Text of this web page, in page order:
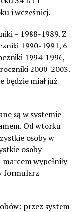
i wcześniej.
– 1988-1989. Z
1990-1991, 6
1994-1996,
2000-2003.
będzie miał już
są w systemie
Od wtorku
osoby w
osoby
wypełniły
formularz
przez system